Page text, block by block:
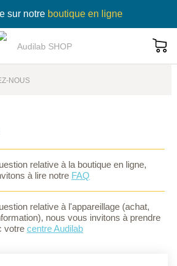
sur notre boutique en ligne
NOUS
relative à la boutique en ligne,
à lire notre FAQ
relative à l'appareillage (achat,
nous vous invitons à prendre
votre centre Audilab